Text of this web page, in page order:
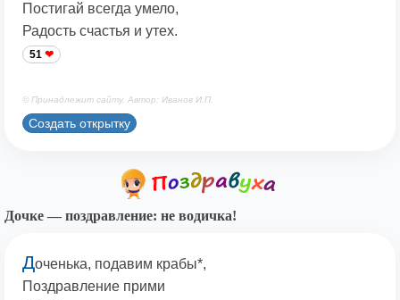
Постигай всегда умело,
Радость счастья и утех.
51
© Принадлежит сайту. Автор: Иванов И.П.
Создать открытку
Дочке — поздравление: не водичка!
Доченька, подавим крабы*,
Поздравление прими